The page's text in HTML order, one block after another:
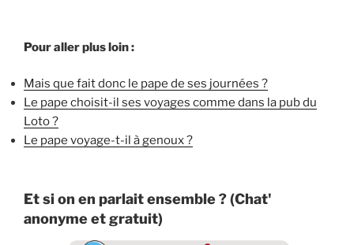
Pour aller plus loin :
Mais que fait donc le pape de ses journées ?
Le pape choisit-il ses voyages comme dans la pub du
Loto ?
Le pape voyage-t-il à genoux ?
Et si on en parlait ensemble ? (Chat'
anonyme et gratuit)